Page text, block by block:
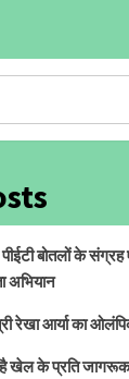
बोतलों के संग्रह
अभियान
रेखा आर्या का
खेल के प्रति